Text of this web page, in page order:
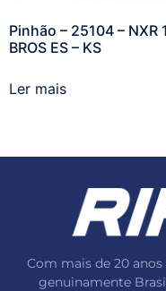
Pinhão – 25104 – NXR
BROS ES – KS
Ler mais
Com mais de 20
genuinamente